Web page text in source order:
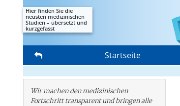
Hier finden Sie die
neusten medizinischen
Studien – übersetzt und
kurzgefasst
Startseite
Wir machen den medizinischen
Fortschritt transparent und bringen alle